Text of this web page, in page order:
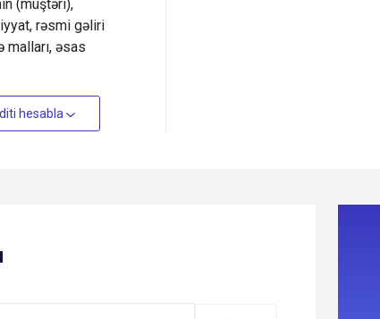
(müştəri),
rəsmi gəliri
malları, əsas
hesabla